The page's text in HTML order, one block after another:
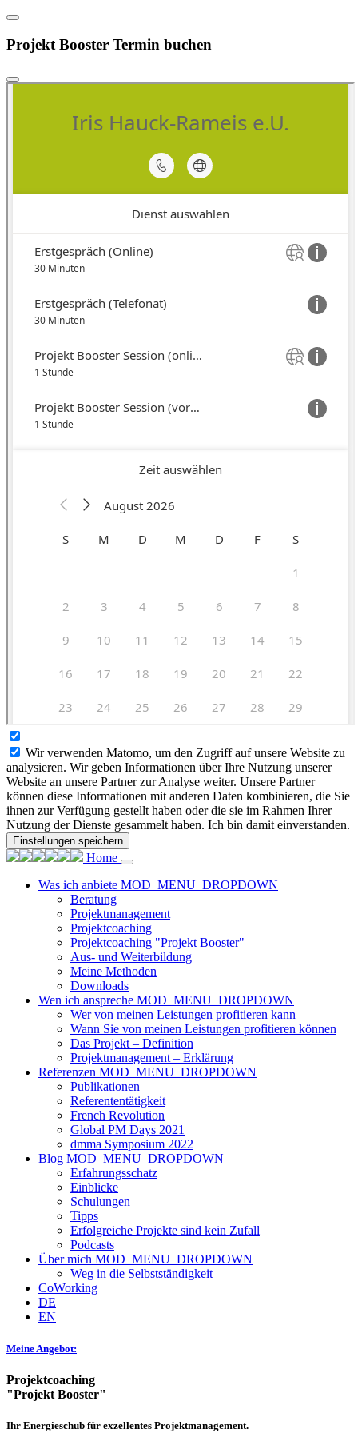
Projekt Booster Termin buchen
Wir verwenden Matomo, um den Zugriff auf unsere Website zu
analysieren. Wir geben Informationen über Ihre Nutzung unserer
Website an unsere Partner zur Analyse weiter. Unsere Partner
können diese Informationen mit anderen Daten kombinieren, die Sie
ihnen zur Verfügung gestellt haben oder die sie im Rahmen Ihrer
Nutzung der Dienste gesammelt haben. Ich bin damit einverstanden.
Einstellungen speichern
Home
Was ich anbiete MOD_MENU_DROPDOWN
Beratung
Projektmanagement
Projektcoaching
Projektcoaching "Projekt Booster"
Aus- und Weiterbildung
Meine Methoden
Downloads
Wen ich anspreche MOD_MENU_DROPDOWN
Wer von meinen Leistungen profitieren kann
Wann Sie von meinen Leistungen profitieren können
Das Projekt – Definition
Projektmanagement – Erklärung
Referenzen MOD_MENU_DROPDOWN
Publikationen
Referententätigkeit
French Revolution
Global PM Days 2021
dmma Symposium 2022
Blog MOD_MENU_DROPDOWN
Erfahrungsschatz
Einblicke
Schulungen
Tipps
Erfolgreiche Projekte sind kein Zufall
Podcasts
Über mich MOD_MENU_DROPDOWN
Weg in die Selbstständigkeit
CoWorking
DE
EN
Meine Angebot:
Projektcoaching
"Projekt Booster"
Ihr Energieschub für exzellentes Projektmanagement.